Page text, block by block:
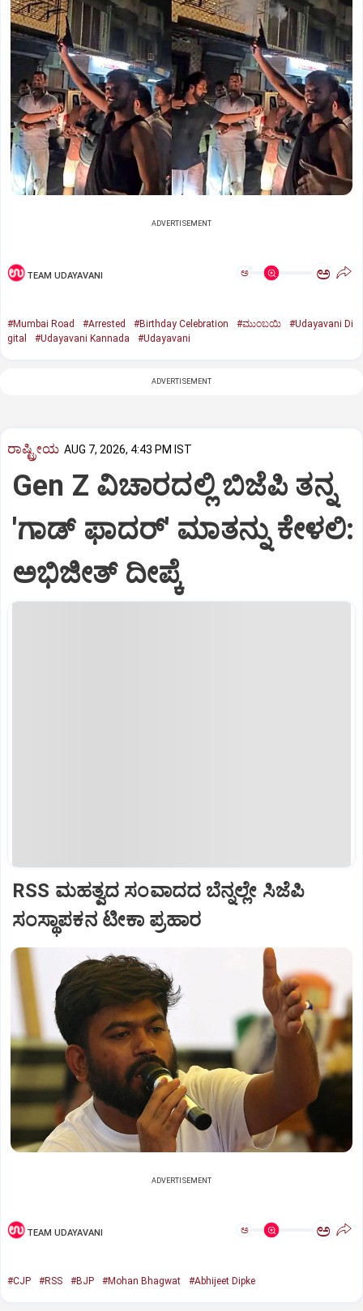
ADVERTISEMENT
TEAM UDAYAVANI ಅ ಅ
#Mumbai Road #Arrested #Birthday Celebration #ಮುಂಬಯಿ
#Udayavani Di
gital
#Udayavani Kannada #Udayavani
ADVERTISEMENT
ರಾಷ್ಟ್ರೀಯ AUG 7, 2026, 4:43 PM IST
Gen Z ವಿಚಾರದಲ್ಲಿ ಬಿಜೆಪಿ ತನ್ನ
'ಗಾಡ್ ಫಾದರ್' ಮಾತನ್ನು ಕೇಳಲಿ:
ಅಭಿಜೀತ್ ದೀಪ್ಕೆ
RSS ಮಹತ್ವದ ಸಂವಾದದ ಬೆನ್ನಲ್ಲೇ ಸಿಜೆಪಿ
ಸಂಸ್ಥಾಪಕನ ಟೀಕಾ ಪ್ರಹಾರ
ADVERTISEMENT
TEAM UDAYAVANI ಅ ಅ
#CJP #RSS #BJP #Mohan Bhagwat #Abhijeet Dipke